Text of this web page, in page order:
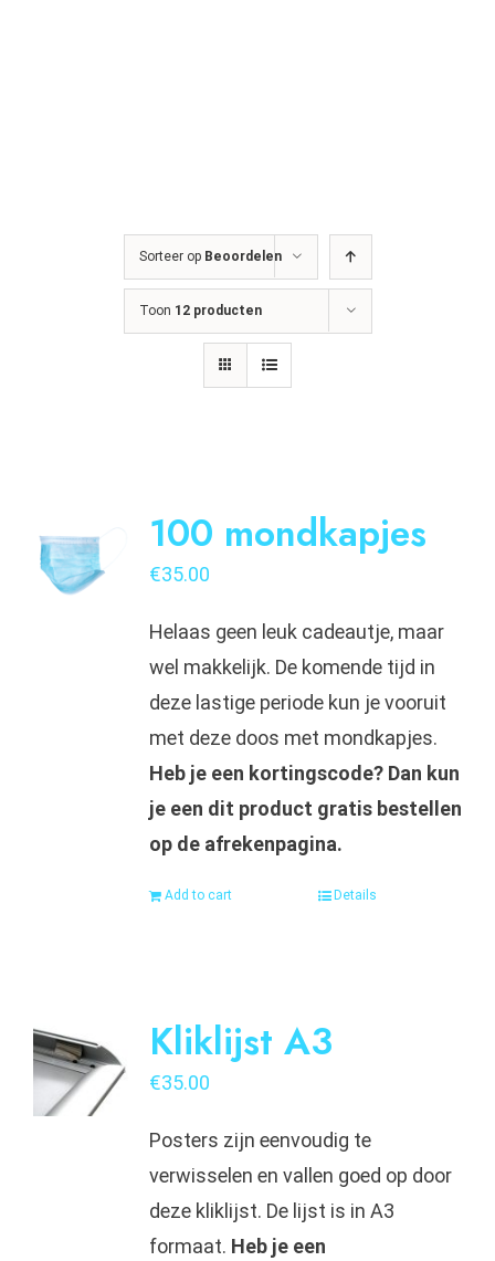
Sorteer op Beoordelen
Toon 12 producten
100 mondkapjes
€35.00
Helaas geen leuk cadeautje, maar
wel makkelijk. De komende tijd in
deze lastige periode kun je vooruit
met deze doos met mondkapjes.
Heb je een kortingscode? Dan kun
je een dit product gratis bestellen
op de afrekenpagina.
Add to cart Details
Kliklijst A3
€35.00
Posters zijn eenvoudig te
verwisselen en vallen goed op door
deze kliklijst. De lijst is in A3
formaat. Heb je een